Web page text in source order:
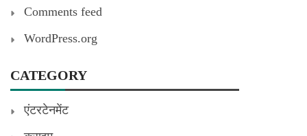
Comments feed
WordPress.org
CATEGORY
एंटरटेनमेंट